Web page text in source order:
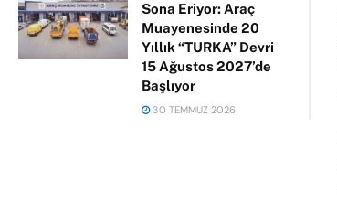
Sona Eriyor: Araç
Muayenesinde 20
Yıllık “TURKA” Devri
15 Ağustos 2027’de
Başlıyor
30 TEMMUZ 2026